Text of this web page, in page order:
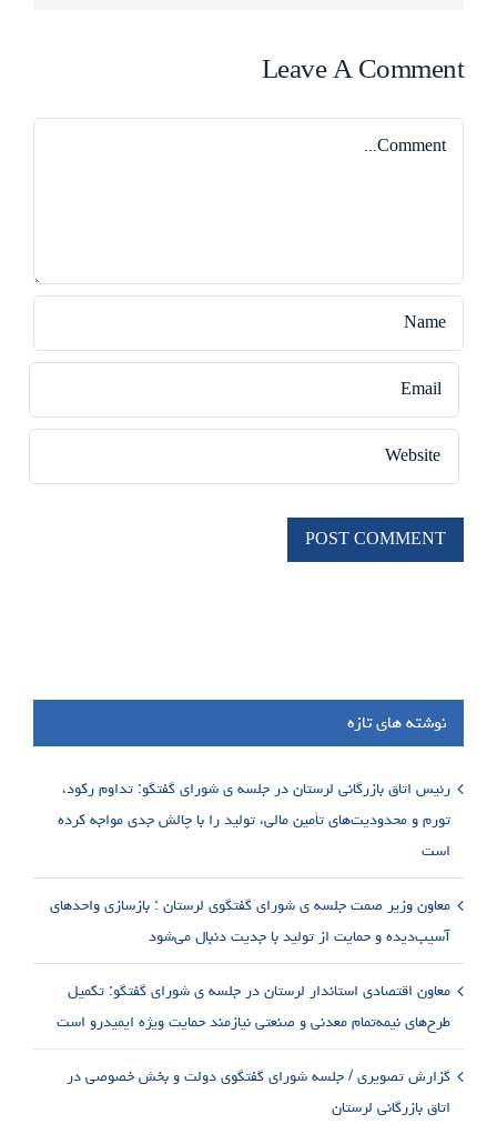
Leave A Comment
Comment
نوشته های تازه
رئیس اتاق بازرگانی لرستان در جلسه ی شورای گفتگو: تداوم رکود،
تورم و محدودیت‌های تأمین مالی، تولید را با چالش جدی مواجه کرده
است
معاون وزیر صمت جلسه ی شورای گفتگوی لرستان : بازسازی واحدهای
آسیب‌دیده و حمایت از تولید با جدیت دنبال می‌شود
معاون اقتصادی استاندار لرستان در جلسه ی شورای گفتگو: تکمیل
طرح‌های نیمه‌تمام معدنی و صنعتی نیازمند حمایت ویژه ایمیدرو است
گزارش تصویری / جلسه شورای گفتگوی دولت و بخش خصوصی در
اتاق بازرگانی لرستان